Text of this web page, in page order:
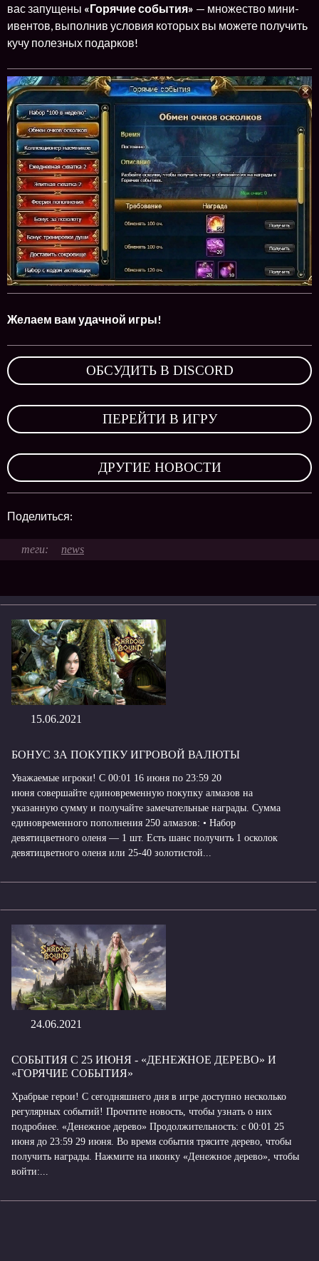
вас запущены «Горячие события» — множество мини-
ивентов, выполнив условия которых вы можете получить
кучу полезных подарков!
Желаем вам удачной игры!
ОБСУДИТЬ В DISCORD
ПЕРЕЙТИ В ИГРУ
ДРУГИЕ НОВОСТИ
Поделиться:
news
15.06.2021
БОНУС ЗА ПОКУПКУ ИГРОВОЙ ВАЛЮТЫ
Уважаемые игроки! С 00:01 16 июня по 23:59 20
июня совершайте единовременную покупку алмазов на
указанную сумму и получайте замечательные награды. Сумма
единовременного пополнения 250 алмазов: • Набор
девятицветного оленя — 1 шт. Есть шанс получить 1 осколок
девятицветного оленя или 25-40 золотистой...
24.06.2021
СОБЫТИЯ С 25 ИЮНЯ - «ДЕНЕЖНОЕ ДЕРЕВО» И
«ГОРЯЧИЕ СОБЫТИЯ»
Храбрые герои! С сегодняшнего дня в игре доступно несколько
регулярных событий! Прочтите новость, чтобы узнать о них
подробнее. «Денежное дерево» Продолжительность: с 00:01 25
июня до 23:59 29 июня. Во время события трясите дерево, чтобы
получить награды. Нажмите на иконку «Денежное дерево», чтобы
войти:...